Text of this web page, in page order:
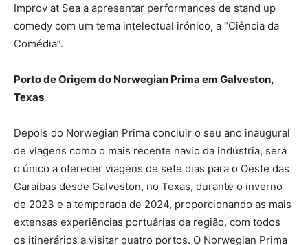
Improv at Sea a apresentar performances de stand up
comedy com um tema intelectual irónico, a “Ciência da
Comédia”.
Porto de Origem do Norwegian Prima em Galveston,
Texas
Depois do Norwegian Prima concluir o seu ano inaugural
de viagens como o mais recente navio da indústria, será
o único a oferecer viagens de sete dias para o Oeste das
Caraíbas desde Galveston, no Texas, durante o inverno
de 2023 e a temporada de 2024, proporcionando as mais
extensas experiências portuárias da região, com todos
os itinerários a visitar quatro portos. O Norwegian Prima